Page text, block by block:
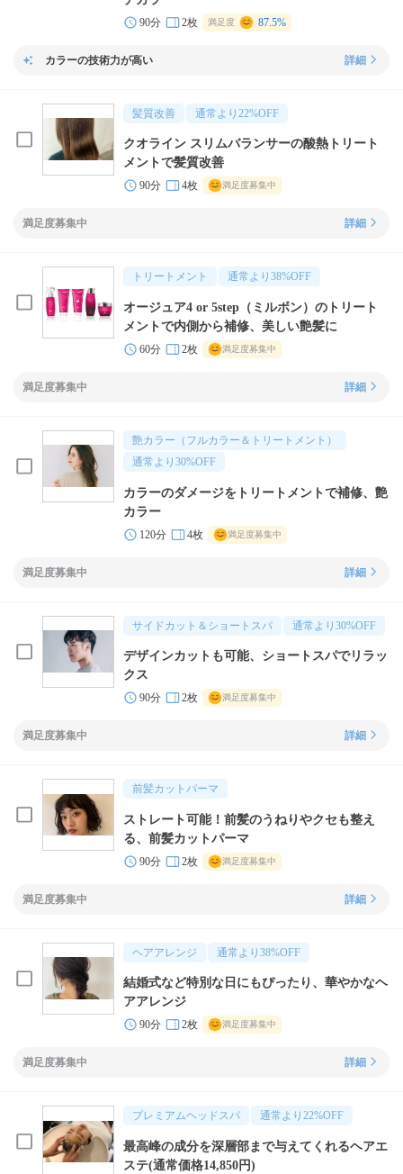
90分 2枚 満足度 87.5%
カラーの技術力が高い 詳細
髪質改善 通常より 22%OFF
クオライン スリムバランサーの酸熱トリート
メントで髪質改善
90分 4枚 満足度募集中
満足度募集中 詳細
トリートメント 通常より 38%OFF
オージュア4 or 5step（ミルボン）のトリート
メントで内側から補修、美しい艶髪に
60分 2枚 満足度募集中
満足度募集中 詳細
艶カラー（フルカラー＆トリートメント）
通常より 30%OFF
カラーのダメージをトリートメントで補修、艶
カラー
120分 4枚 満足度募集中
満足度募集中 詳細
サイドカット＆ショートスパ 通常より 30%OFF
デザインカットも可能、ショートスパでリラッ
クス
90分 2枚 満足度募集中
満足度募集中 詳細
前髪カットパーマ
ストレート可能！前髪のうねりやクセも整え
る、前髪カットパーマ
90分 2枚 満足度募集中
満足度募集中 詳細
ヘアアレンジ 通常より 38%OFF
結婚式など特別な日にもぴったり、華やかなヘ
アアレンジ
90分 2枚 満足度募集中
満足度募集中 詳細
プレミアムヘッドスパ 通常より 22%OFF
最高峰の成分を深層部まで与えてくれるヘアエ
ステ(通常価格14,850円)